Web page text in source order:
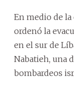
En medio de
ordenó la
en el sur de
Nabatieh, una
bombardeos